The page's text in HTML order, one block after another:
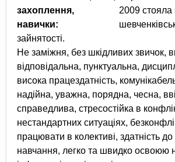
захоплення,
навички:
2009 стояла
зайнятості.
Не заміжня, без шкідливих звичок,
відповідальна, пунктуальна,
висока працездатність,
надійна, уважна, порядна, чесна,
справедлива, стресостійка в
нестандартних ситуаціях,
працювати в колективі, здатність
навчання, легко та швидко освоюю